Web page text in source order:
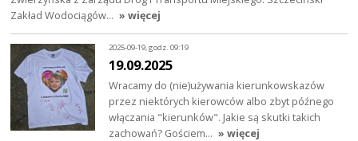
Zakład Wodociągów… » więcej
2025-09-19, godz. 09:19
19.09.2025
Wracamy do (nie)używania kierunkowskazów
przez niektórych kierowców albo zbyt późnego
włączania "kierunków". Jakie są skutki takich
zachowań? Gościem… » więcej